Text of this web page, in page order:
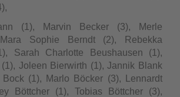
(1), Marvin Becker (3), Merle
Sophie Berndt (2), Rebekka
Sarah Charlotte Beushausen (1),
Joleen Bierwirth (1), Jannik Blank
Bock (1), Marlo Böcker (3), Lennardt
Böttcher (1), Tobias Böttcher (3),